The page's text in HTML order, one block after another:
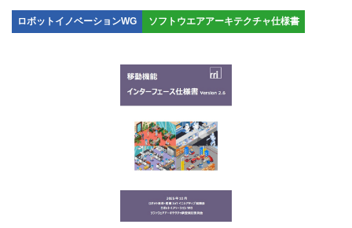
ロボットイノベーションWG ソフトウエアアーキテクチャ仕様書